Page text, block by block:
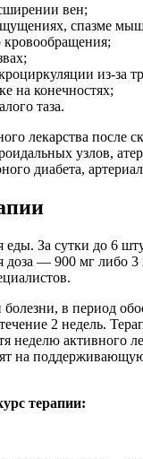
вен;
спазме
кровообращения;
из-за
на конечностях;
таза.
лекарства после
узлов,
диабета,
За сутки до 6
доза — 900 мг либо
в период
2 недель.
неделю активного
на
терапии: